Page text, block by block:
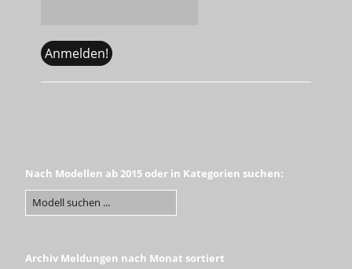
Nach Modellen ab 2015 oder in Kategorien suchen:
Archiv Meldungen nach Monat sortiert